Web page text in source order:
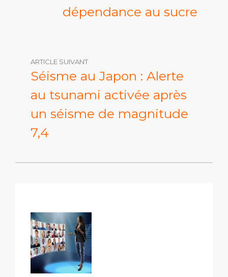
dépendance au sucre
ARTICLE SUIVANT
Séisme au Japon : Alerte
au tsunami activée après
un séisme de magnitude
7,4